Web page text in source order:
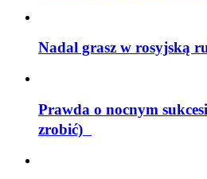
Nadal grasz w rosyjską
Prawda o nocnym
zrobić)